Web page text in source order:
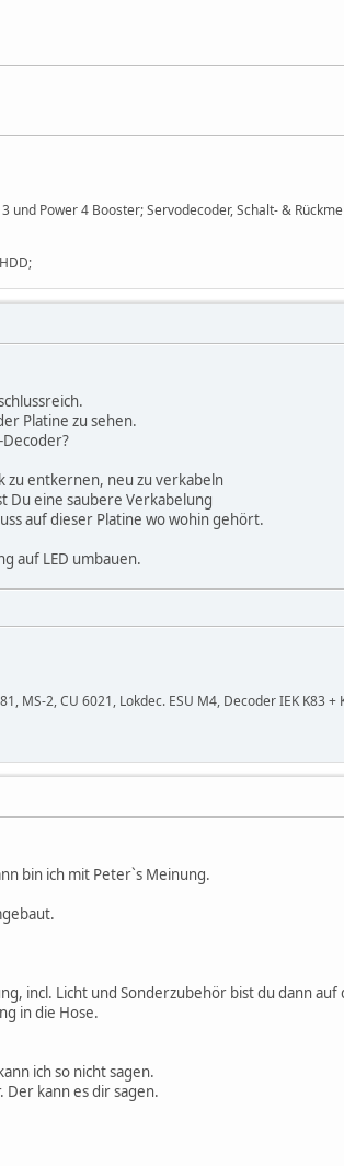
und Power 4 Booster; Servodecoder, Schalt- &
Platine zu sehen.
zu entkernen, neu zu verkabeln
Du eine saubere Verkabelung
auf dieser Platine wo wohin gehört.
auf LED umbauen.
MS-2, CU 6021, Lokdec. ESU M4, Decoder IEK K83 +
bin ich mit Peter`s Meinung.
incl. Licht und Sonderzubehör bist du dann auf
in die Hose.
ich so nicht sagen.
Der kann es dir sagen.